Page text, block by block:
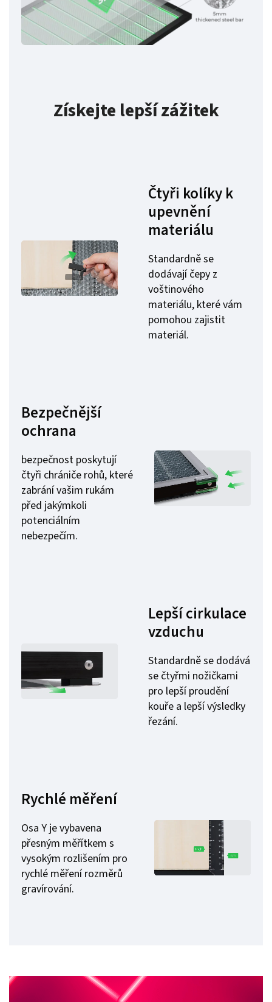
Získejte lepší zážitek
Čtyři kolíky k
upevnění
materiálu
Standardně se
dodávají čepy z
voštinového
materiálu, které vám
pomohou zajistit
materiál.
Bezpečnější
ochrana
bezpečnost poskytují
čtyři chrániče rohů, které
zabrání vašim rukám
před jakýmkoli
potenciálním
nebezpečím.
Lepší cirkulace
vzduchu
Standardně se dodává
se čtyřmi nožičkami
pro lepší proudění
kouře a lepší výsledky
řezání.
Rychlé měření
Osa Y je vybavena
přesným měřítkem s
vysokým rozlišením pro
rychlé měření rozměrů
gravírování.